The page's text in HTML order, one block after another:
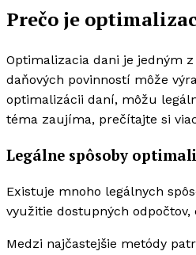
Prečo je
Optimalizacia dani je jedným
daňových povinností môže
optimalizácii daní, môžu
téma zaujíma, prečítajte si
Legálne spôsoby
Existuje mnoho legálnych
využitie dostupných
Medzi najčastejšie metódy